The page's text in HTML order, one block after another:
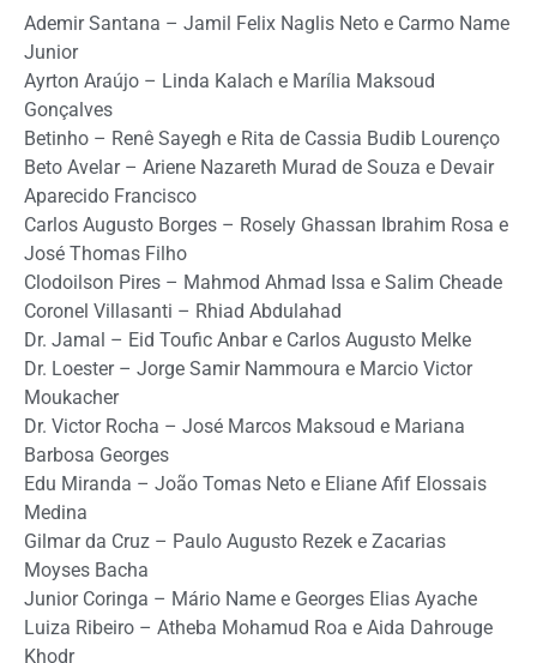
Ademir Santana – Jamil Felix Naglis Neto e Carmo Name
Junior
Ayrton Araújo – Linda Kalach e Marília Maksoud
Gonçalves
Betinho – Renê Sayegh e Rita de Cassia Budib Lourenço
Beto Avelar – Ariene Nazareth Murad de Souza e Devair
Aparecido Francisco
Carlos Augusto Borges – Rosely Ghassan Ibrahim Rosa e
José Thomas Filho
Clodoilson Pires – Mahmod Ahmad Issa e Salim Cheade
Coronel Villasanti – Rhiad Abdulahad
Dr. Jamal – Eid Toufic Anbar e Carlos Augusto Melke
Dr. Loester – Jorge Samir Nammoura e Marcio Victor
Moukacher
Dr. Victor Rocha – José Marcos Maksoud e Mariana
Barbosa Georges
Edu Miranda – João Tomas Neto e Eliane Afif Elossais
Medina
Gilmar da Cruz – Paulo Augusto Rezek e Zacarias
Moyses Bacha
Junior Coringa – Mário Name e Georges Elias Ayache
Luiza Ribeiro – Atheba Mohamud Roa e Aida Dahrouge
Khodr